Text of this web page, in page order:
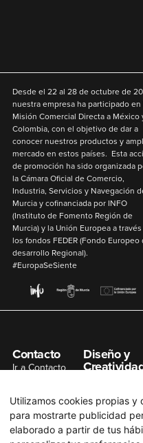
Desde el 22 al 28 de octubre de
nuestra empresa ha participado en
Misión Comercial Directa a México
Colombia, con el objetivo dedar a
conocer nuestros productos y
mercado en estos países. Esta
de promoción ha sido organizada
la Cámara Oficial de Comercio,
Industria, Servicios y Navegación
Murcia y cofinanciada por INFO
(Instituto de Fomento Región de
Murcia) y la Unión Europeaa
los fondos FEDER(Fondo Europeo
desarrollo Regional).
#EuropaSeSiente
Contacto
Ir a Contacto
Diseño y
Redes
Diseño de
Páginas Web
Utilizamos cookies propias
para mostrarte publicidad
elaborado a partir de tus